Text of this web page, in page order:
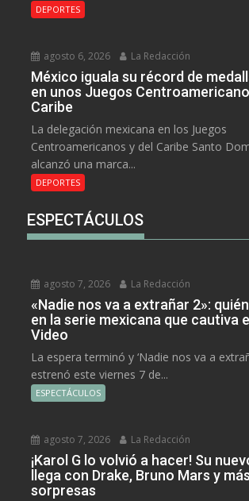
DEPORTES
agosto 6, 2026 La Redacción
México iguala su récord de
en unos Juegos
Caribe
La delegación mexicana en los Juegos
Centroamericanos y del Caribe Santo
alcanzó una marca...
DEPORTES
ESPECTÁCULOS
agosto 7, 2026 La Redacción
«Nadie nos va a extrañar 2»:
en la serie mexicana que cautiva
Video
La espera terminó y ‘Nadie nos va a
estrenó este viernes 7 de...
ESPECTÁCULOS
agosto 7, 2026 La Redacción
¡Karol G lo volvió a hacer! Su
llega con Drake, Bruno Mars y más
sorpresas